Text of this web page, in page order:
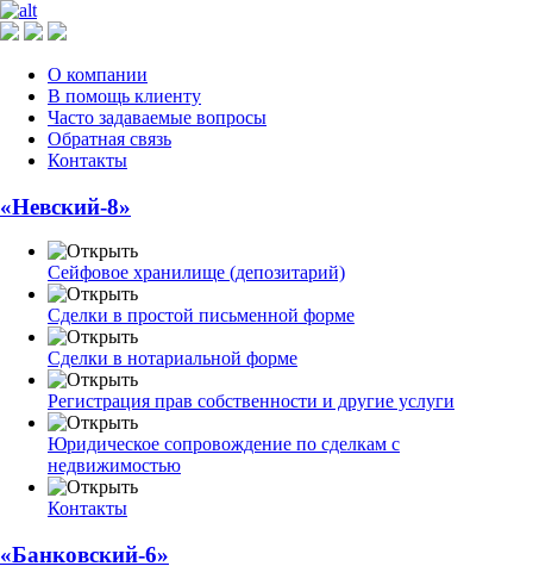
О компании
В помощь клиенту
Часто задаваемые вопросы
Обратная связь
Контакты
«Невский-8»
Сейфовое хранилище (депозитарий)
Сделки в простой письменной форме
Сделки в нотариальной форме
Регистрация прав собственности и другие услуги
Юридическое сопровождение по сделкам с
недвижимостью
Контакты
«Банковский-6»